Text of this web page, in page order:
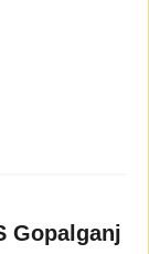
Gopalganj